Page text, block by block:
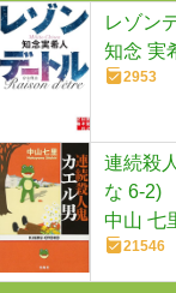
レゾン
知念 実
2953
連続殺
な 6-2)
中山 七
21546